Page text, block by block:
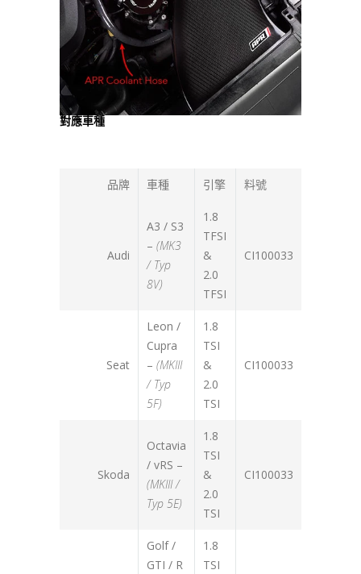
對應車種
品牌 車種 引擎 料號
Audi
A3 / S3
– (MK3
/ Typ
8V)
1.8
TFSI
&
2.0
TFSI
CI100033
Seat
Leon /
Cupra
– (MKIII
/ Typ
5F)
1.8
TSI
&
2.0
TSI
CI100033
Skoda
Octavia
/ vRS –
(MKIII /
Typ 5E)
1.8
TSI
&
2.0
TSI
CI100033
Golf /
GTI / R
1.8
TSI